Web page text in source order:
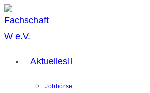
Aktuelles
Jobbörse